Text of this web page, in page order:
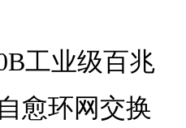
工业级百兆
愈环网交换